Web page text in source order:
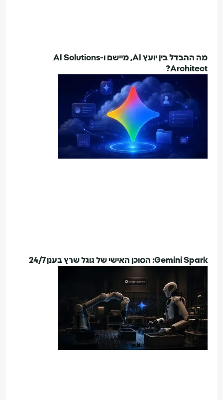
מה ההבדל בין יועץ AI, מיישם ו-AI Solutions
Architect?
Gemini Spark: הסוכן האישי של גוגל שרץ בענן 24/7